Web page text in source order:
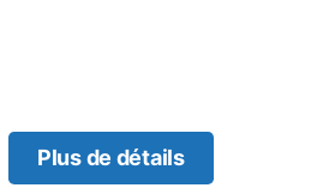
Plus de détails